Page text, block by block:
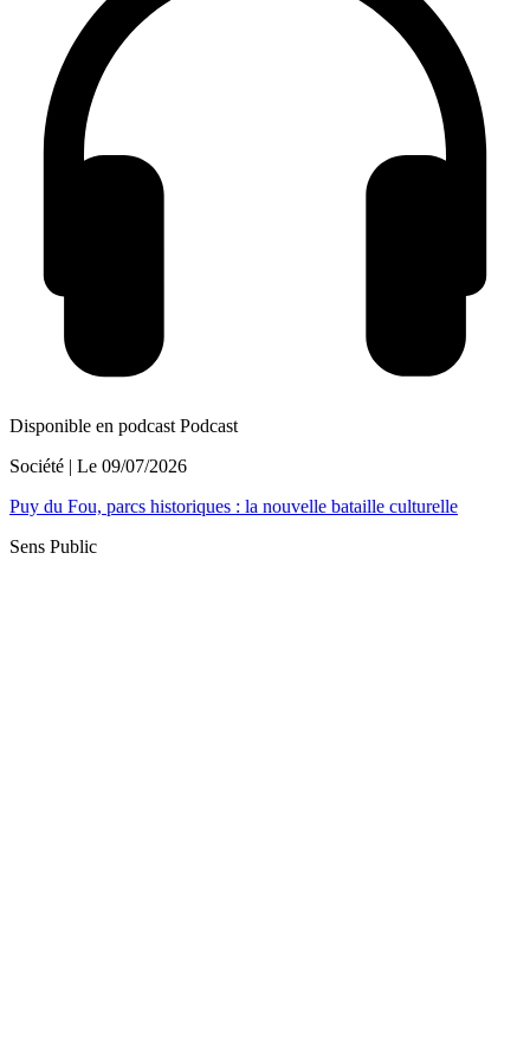
Disponible en podcast Podcast
Société | Le 09/07/2026
Puy du Fou, parcs historiques : la nouvelle bataille culturelle
Sens Public